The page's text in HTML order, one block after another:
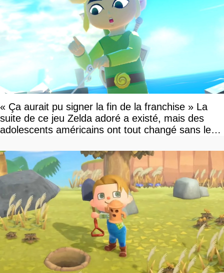
« Ça aurait pu signer la fin de la franchise » La
suite de ce jeu Zelda adoré a existé, mais des
adolescents américains ont tout changé sans le